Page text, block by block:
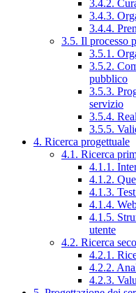
3.4.2.
3.4.3.
3.4.4.
3.5. Il processo
3.5.1.
3.5.2.
pubblico
3.5.3.
servizio
3.5.4.
3.5.5.
4. Ricerca progettuale
4.1. Ricerca
4.1.1.
4.1.2.
4.1.3.
4.1.4.
4.1.5.
utente
4.2. Ricerca
4.2.1.
4.2.2.
4.2.3.